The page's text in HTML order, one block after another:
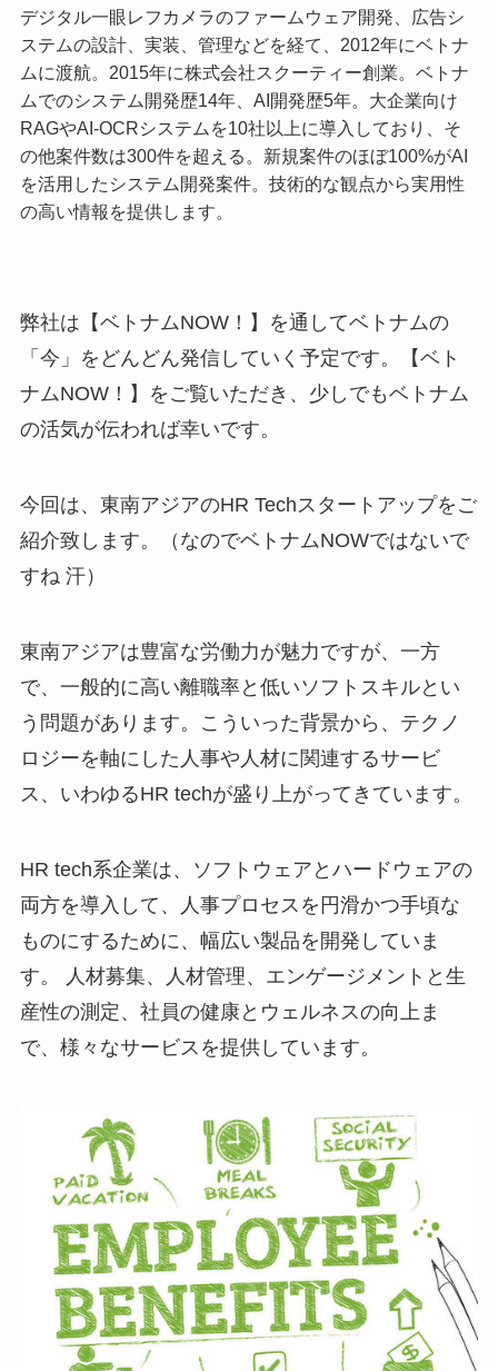
デジタル一眼レフカメラのファームウェア開発、広告シ
ステムの設計、実装、管理などを経て、2012年にベトナ
ムに渡航。2015年に株式会社スクーティー創業。ベトナ
ムでのシステム開発歴14年、AI開発歴5年。大企業向け
RAGやAI-OCRシステムを10社以上に導入しており、そ
の他案件数は300件を超える。新規案件のほぼ100%がAI
を活用したシステム開発案件。技術的な観点から実用性
の高い情報を提供します。
弊社は【ベトナムNOW！】を通してベトナムの
「今」をどんどん発信していく予定です。【ベト
ナムNOW！】をご覧いただき、少しでもベトナム
の活気が伝われば幸いです。
今回は、東南アジアのHR Techスタートアップをご
紹介致します。（なのでベトナムNOWではないで
すね 汗）
東南アジアは豊富な労働力が魅力ですが、一方
で、一般的に高い離職率と低いソフトスキルとい
う問題があります。こういった背景から、テクノ
ロジーを軸にした人事や人材に関連するサービ
ス、いわゆるHR techが盛り上がってきています。
HR tech系企業は、ソフトウェアとハードウェアの
両方を導入して、人事プロセスを円滑かつ手頃な
ものにするために、幅広い製品を開発していま
す。 人材募集、人材管理、エンゲージメントと生
産性の測定、社員の健康とウェルネスの向上ま
で、様々なサービスを提供しています。